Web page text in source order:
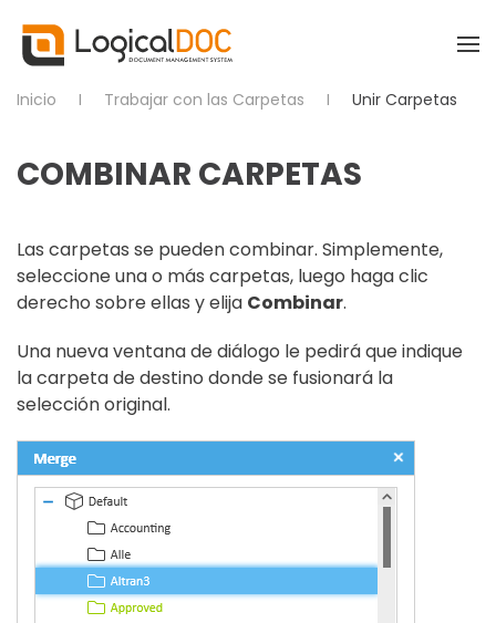
Skip to main content
Inicio Trabajar con las Carpetas Unir Carpetas
COMBINAR CARPETAS
Las carpetas se pueden combinar. Simplemente,
seleccione una o más carpetas, luego haga clic
derecho sobre ellas y elija Combinar.
Una nueva ventana de diálogo le pedirá que indique
la carpeta de destino donde se fusionará la
selección original.